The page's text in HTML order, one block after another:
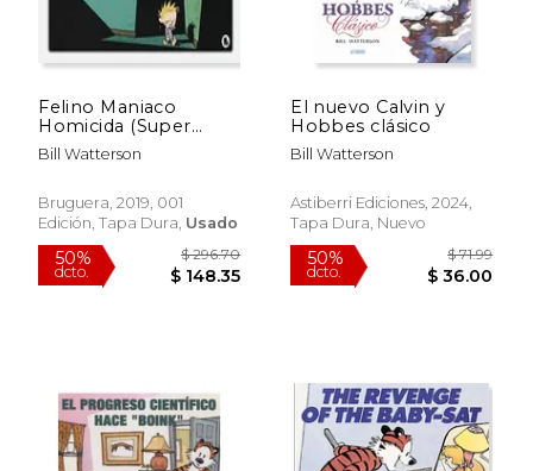
Felino Maniaco
Homicida (Super
Calvin y Hobbes 3)
Bill Watterson
Bruguera, 2019, 001
Edición, Tapa Dura, Usado
El nuevo Calvin y
Hobbes clásico
Bill Watterson
Astiberri Ediciones, 2024,
Tapa Dura, Nuevo